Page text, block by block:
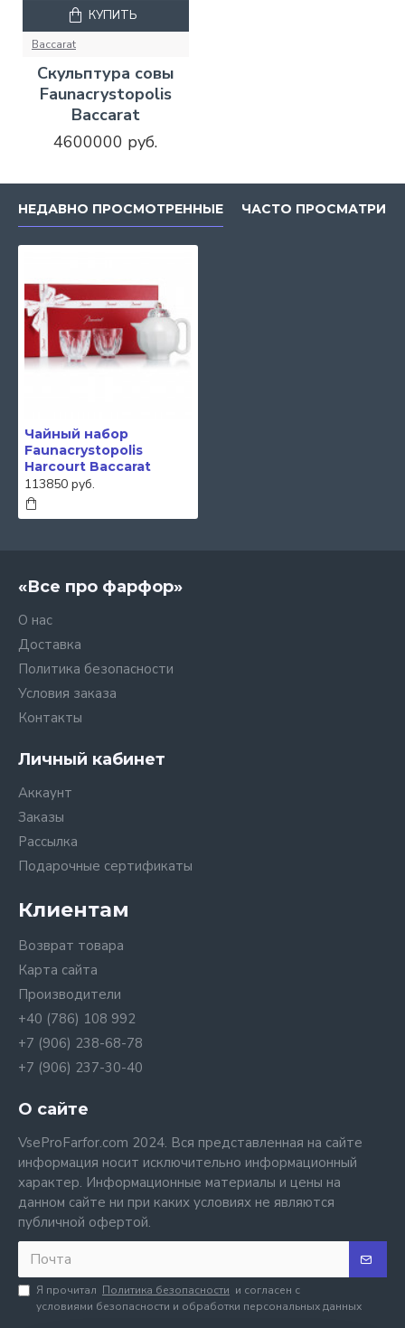
Baccarat
Скульптура совы
Faunacrystopolis
Baccarat
4600000 руб.
КУПИТЬ
НЕДАВНО ПРОСМОТРЕННЫЕ ЧАСТО
Чайный набор
Faunacrystopolis
Harcourt Baccarat
113850 руб.
«Все про фарфор»
О нас
Доставка
Политика безопасности
Условия заказа
Контакты
Личный кабинет
Аккаунт
Заказы
Рассылка
Подарочные сертификаты
Клиентам
Возврат товара
Карта сайта
Производители
+40 (786) 108 992
+7 (906) 238-68-78
+7 (906) 237-30-40
О сайте
VseProFarfor.com 2024. Вся представленная на сайте
информация носит исключительно информационный
характер. Информационные материалы и цены на
данном сайте ни при каких условиях не являются
публичной офертой.
Я прочитал Политика безопасности и согласен с
условиями безопасности и обработки персональных данных